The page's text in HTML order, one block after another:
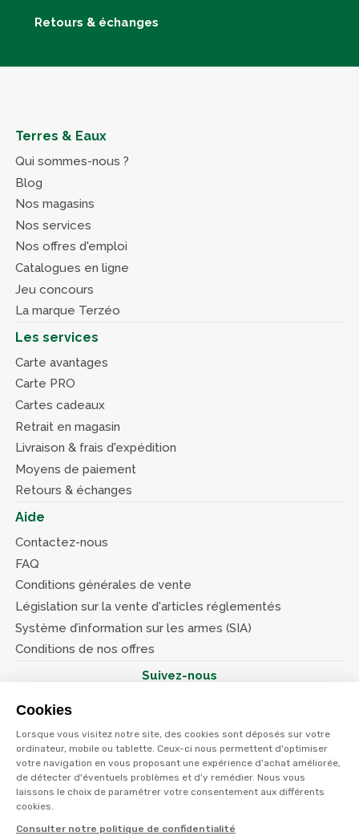
Cookies
Lorsque vous visitez notre site, des cookies sont déposés sur votre
ordinateur, mobile ou tablette. Ceux-ci nous permettent d'optimiser
votre navigation en vous proposant une expérience d'achat améliorée,
de détecter d'éventuels problèmes et d'y remédier. Nous vous
laissons le choix de paramétrer votre consentement aux différents
cookies.
Consulter notre politique de confidentialité
Retours & échanges
Terres & Eaux
Qui sommes-nous ?
Blog
Nos magasins
Nos services
Nos offres d'emploi
Catalogues en ligne
Jeu concours
La marque Terzéo
Les services
Carte avantages
Carte PRO
Cartes cadeaux
Retrait en magasin
Livraison & frais d'expédition
Moyens de paiement
Retours & échanges
Aide
Contactez-nous
FAQ
Conditions générales de vente
Législation sur la vente d'articles réglementés
Système d’information sur les armes (SIA)
Conditions de nos offres
Suivez-nous
© Terres et eaux 2026
Politique de confidentialité
Mentions légales
CGV